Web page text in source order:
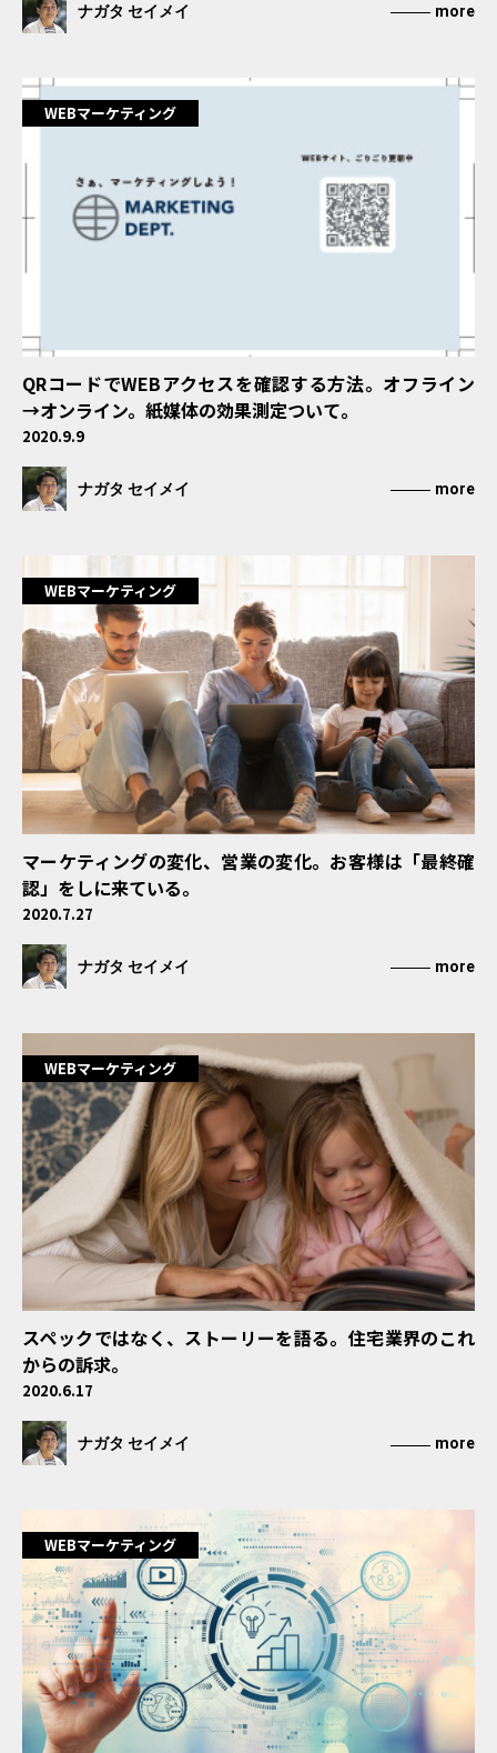
ナガタ セイメイ more
WEBマーケティング
QRコードでWEBアクセスを確認する方法。オフライン
→オンライン。紙媒体の効果測定ついて。
2020.9.9
ナガタ セイメイ more
WEBマーケティング
マーケティングの変化、営業の変化。お客様は「最終確
認」をしに来ている。
2020.7.27
ナガタ セイメイ more
WEBマーケティング
スペックではなく、ストーリーを語る。住宅業界のこれ
からの訴求。
2020.6.17
ナガタ セイメイ more
WEBマーケティング